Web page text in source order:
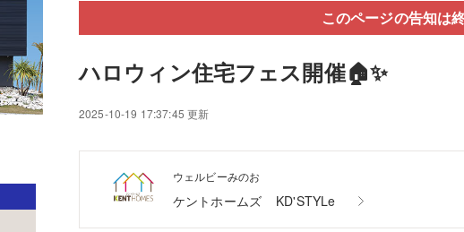
このページの告知は
ハロウィン住宅フェス開催🏠✨
2025-10-19 17:37:45 更新
ウェルビーみのお
ケントホームズ KD'STYLe